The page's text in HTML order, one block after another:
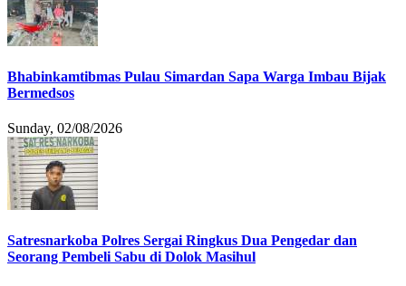
Bhabinkamtibmas Pulau Simardan Sapa Warga Imbau Bijak
Bermedsos
Sunday, 02/08/2026
Satresnarkoba Polres Sergai Ringkus Dua Pengedar dan
Seorang Pembeli Sabu di Dolok Masihul